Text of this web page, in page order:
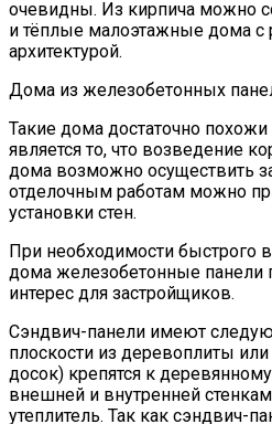
очевидны. Из кирпича можно
и тёплые малоэтажные дома с
архитектурой.
Дома из железобетонных
Такие дома достаточно
является то, что возведение
дома возможно осуществить
отделочным работам можно
установки стен.
При необходимости быстрого
дома железобетонные панели
интерес для застройщиков.
Сэндвич-панели имеют
плоскости из деревоплиты
досок) крепятся к
внешней и внутренней
утеплитель. Так как сэндвич-